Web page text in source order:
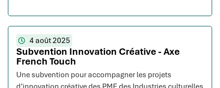
4 août 2025
Subvention Innovation Créative - Axe
French Touch
Une subvention pour accompagner les projets